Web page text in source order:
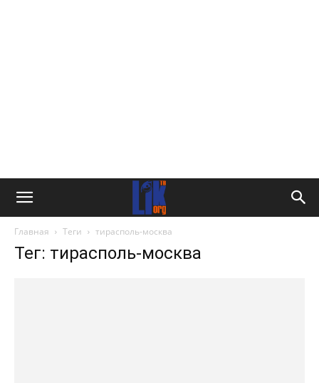
Главная Теги тирасполь-москва
Тег: тирасполь-москва